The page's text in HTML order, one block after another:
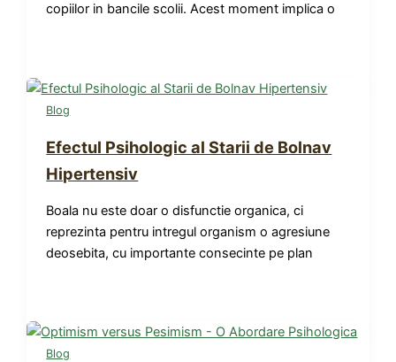
copiilor in bancile scolii. Acest moment implica o
Blog
Efectul Psihologic al Starii de Bolnav
Hipertensiv
Boala nu este doar o disfunctie organica, ci
reprezinta pentru intregul organism o agresiune
deosebita, cu importante consecinte pe plan
Blog